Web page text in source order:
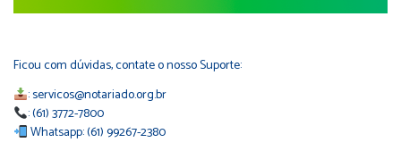
Ficou com dúvidas, contate o nosso Suporte:
: servicos@notariado.org.br
: (61) 3772-7800
Whatsapp: (61) 99267-2380